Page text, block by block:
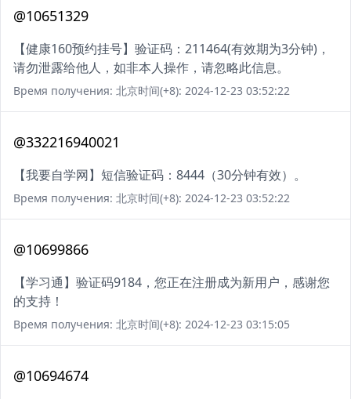
@10651329
【健康160预约挂号】验证码：211464(有效期为3分钟)，
请勿泄露给他人，如非本人操作，请忽略此信息。
Время получения: 北京时间(+8): 2024-12-23 03:52:22
@332216940021
【我要自学网】短信验证码：8444（30分钟有效）。
Время получения: 北京时间(+8): 2024-12-23 03:52:22
@10699866
【学习通】验证码9184，您正在注册成为新用户，感谢您
的支持！
Время получения: 北京时间(+8): 2024-12-23 03:15:05
@10694674